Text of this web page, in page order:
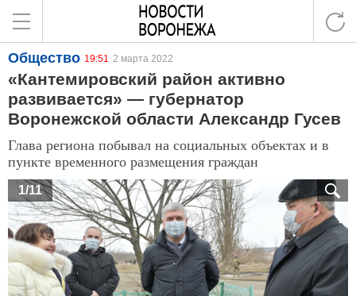
Общество 19:51 2 марта 2022
«Кантемировский район активно
развивается» — губернатор
Воронежской области Александр Гусев
Глава региона побывал на социальных объектах и в
пункте временного размещения граждан
1/11